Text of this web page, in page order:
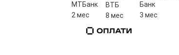
МТБанк
2 мес
ВТБ
8 мес
Банк
3 мес